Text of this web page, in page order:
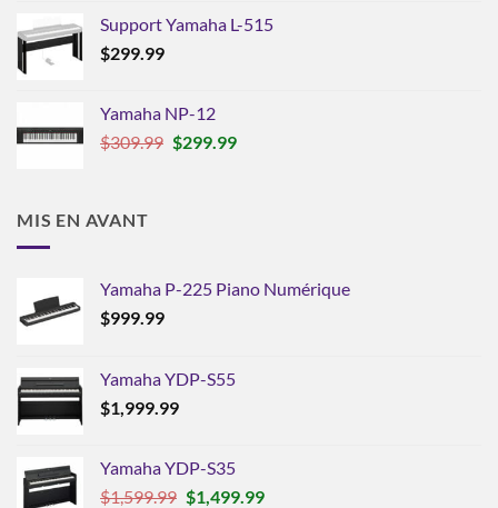
Support Yamaha L-515
$299.99
Yamaha NP-12
$309.99 Le
$299.99Le
MIS EN AVANT
Yamaha P-225 Piano Numérique
$999.99
Yamaha YDP-S55
$1,999.99
Yamaha YDP-S35
$1,599.99 Le
$1,499.99Le